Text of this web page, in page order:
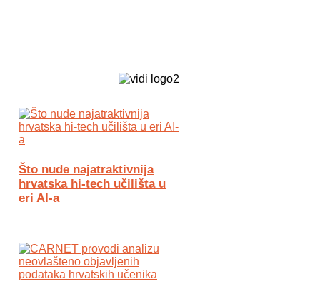
Što nude najatraktivnija
hrvatska hi-tech učilišta u
eri AI-a